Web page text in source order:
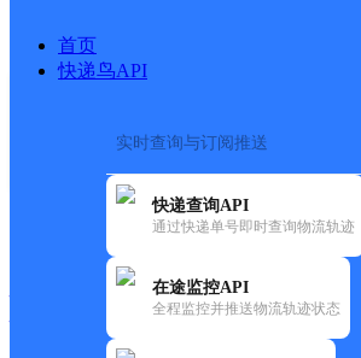
首页
快递鸟API
实时查询与订阅推送
快递查询API
通过快递单号即时查询物流轨迹
在途监控API
全程监控并推送物流轨迹状态
快运大全